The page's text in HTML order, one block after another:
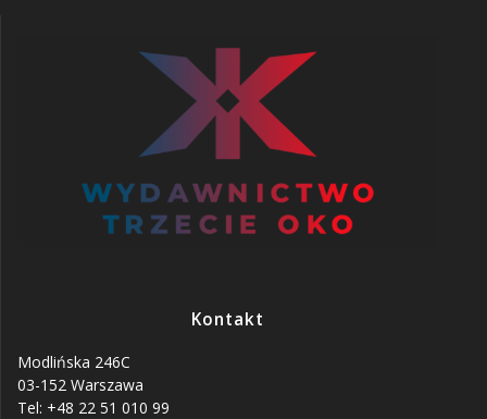
Kontakt
Modlińska 246C
03-152 Warszawa
Tel: +48 22 51 010 99